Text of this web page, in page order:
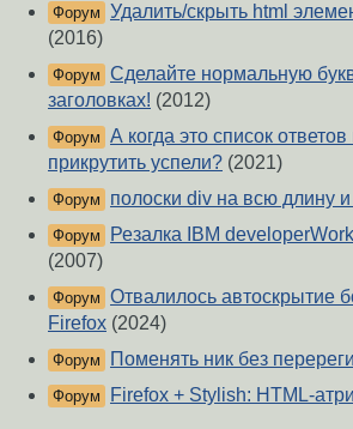
Форум Удалить/скрыть html
(2016)
Форум Сделайте нормальную
заголовках! (2012)
Форум А когда это список
прикрутить успели? (2021)
Форум полоски div на всю длину
Форум
Резалка IBM
(2007)
Форум Отвалилось автоскрытие
Firefox (2024)
Форум Поменять ник без
Форум Firefox + Stylish: HTML-